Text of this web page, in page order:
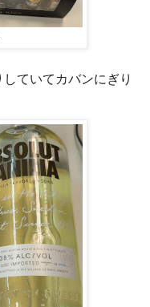
ていてカバンにぎり